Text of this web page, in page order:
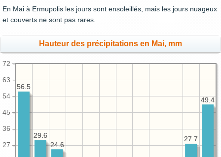
En Mai à Ermupolis les jours sont ensoleillés, mais les jours nuageux
et couverts ne sont pas rares.
Hauteur des précipitations en Mai, mm
27
36
45
54
63
72
49.4
27.7
24.6
29.6
56.5
49.4
27.7
24.6
29.6
56.5